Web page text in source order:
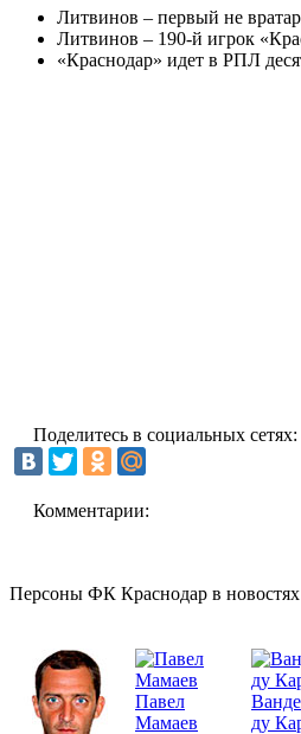
Литвинов – первый не
Литвинов – 190-й игрок
«Краснодар» идет в РПЛ
Поделитесь в социальных сетях:
Комментарии:
Персоны ФК Краснодар в новостях
Павел
Мамаев
ду